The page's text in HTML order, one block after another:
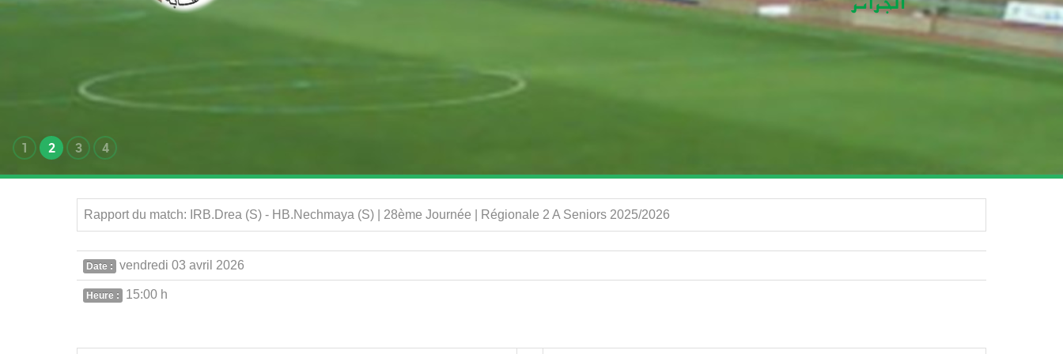
1 2 3 4
Rapport du match: IRB.Drea (S) - HB.Nechmaya (S) | 28ème Journée | Régionale 2 A Seniors 2025/2026
Date : vendredi 03 avril 2026
Heure : 15:00 h